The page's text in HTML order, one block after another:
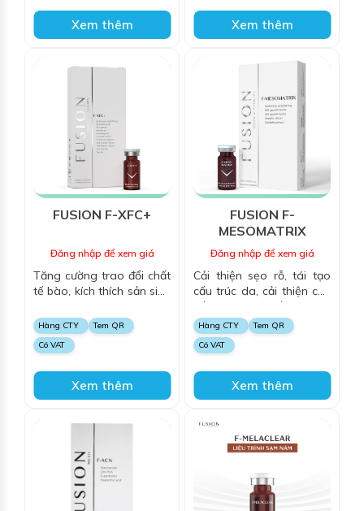
Xem thêm Xem thêm
FUSION F-XFC+
Đăng nhập để xem giá
Tăng cường trao đổi chất
tế bào, kích thích sản sinh
dưỡng ẩm, chống oxy hóa
và làm sáng da, mang lại
làn da căng mịn, săn chắc
và trẻ trung.
Hàng CTY
Tem QR
Có VAT
Xem thêm
FUSION F-
MESOMATRIX
Đăng nhập để xem giá
Cải thiện sẹo rỗ, tái tạo
cấu trúc da, cải thiện các
vết sẹo, giúp tế bào da
mới được tạo ra và da
được phục hồi
Hàng CTY
Tem QR
Có VAT
Xem thêm